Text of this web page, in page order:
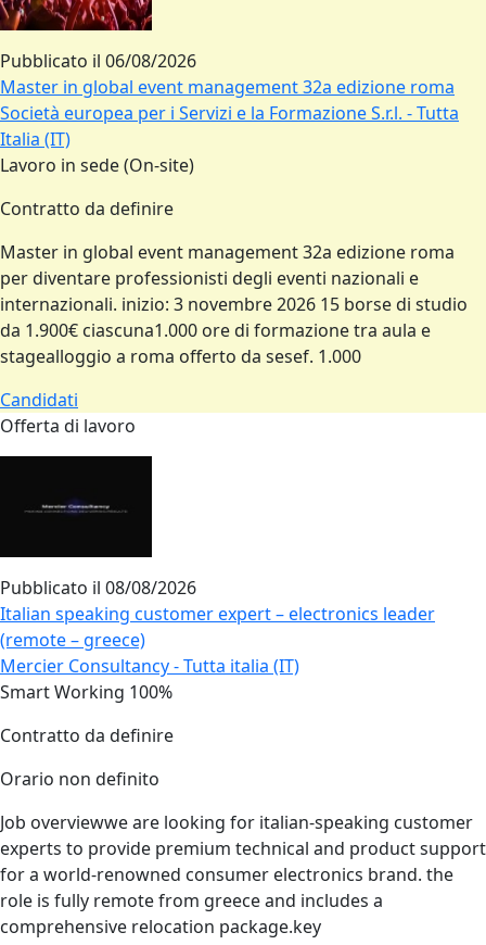
Pubblicato il 06/08/2026
Master in global event management 32a edizione roma
Società europea per i Servizi e la Formazione S.r.l. - Tutta
Italia (IT)
Lavoro in sede (On-site)
Contratto da definire
Master in global event management 32a edizione roma
per diventare professionisti degli eventi nazionali e
internazionali. inizio: 3 novembre 2026 15 borse di studio
da 1.900€ ciascuna1.000 ore di formazione tra aula e
stagealloggio a roma offerto da sesef. 1.000
Candidati
Offerta di lavoro
Pubblicato il 08/08/2026
Italian speaking customer expert – electronics leader
(remote – greece)
Mercier Consultancy - Tutta italia (IT)
Smart Working 100%
Contratto da definire
Orario non definito
Job overviewwe are looking for italian‑speaking customer
experts to provide premium technical and product support
for a world‑renowned consumer electronics brand. the
role is fully remote from greece and includes a
comprehensive relocation package.key